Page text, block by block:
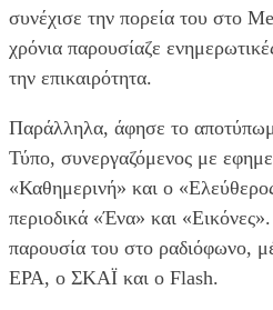
συνέχισε την πορεία του στο
χρόνια παρουσίαζε
την επικαιρότητα.
Παράλληλα, άφησε το
Τύπο, συνεργαζόμενος με
«Καθημερινή» και ο
περιοδικά «Ένα» και
παρουσία του στο ραδιόφωνο,
ΕΡΑ, ο ΣΚΑΪ και ο Flash.